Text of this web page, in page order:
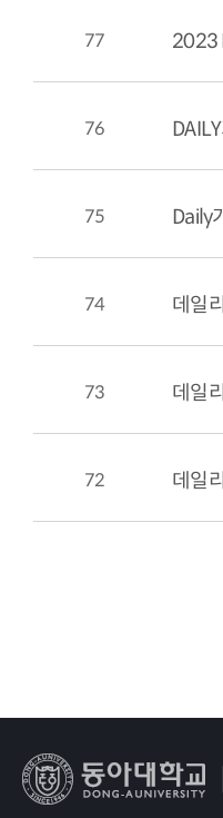
77 2023
76
75 Daily
74 데일
73 데일
72 데일